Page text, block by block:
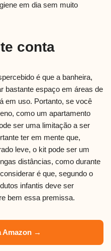
em dia sem muito
conta
é que a banheira,
bastante espaço em áreas de
em uso. Portanto, se você
como um apartamento
ser uma limitação a ser
ter em mente que,
leve, o kit pode ser um
distâncias, como durante
é que, segundo o
infantis deve ser
bem essa premissa.
Amazon →